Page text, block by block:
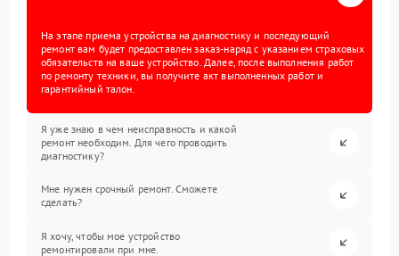
На этапе приема устройства на диагностику и последующий
ремонт вам будет предоставлен заказ-наряд с указанием страховых
обязательств на ваше устройство. Далее, после выполнения работ
по ремонту техники, вы получите акт выполненных работ и
гарантийный талон.
Я уже знаю в чем неисправность и какой
ремонт необходим. Для чего проводить
диагностику?
Мне нужен срочный ремонт. Сможете
сделать?
Я хочу, чтобы мое устройство
ремонтировали при мне.